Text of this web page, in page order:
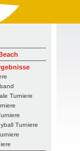
Turniere
Turniere